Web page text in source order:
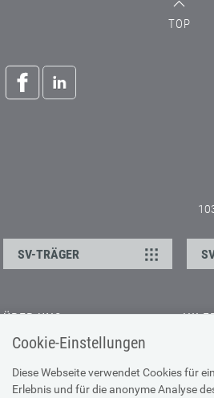
Cookie-Einstellungen
Diese Webseite verwendet Cookies für
Erlebnis und für die anonyme Analyse
TOP
SV-TRÄGER
ÜBER UNS
Kontakt
Offene Stellen
Presse
Hilfe